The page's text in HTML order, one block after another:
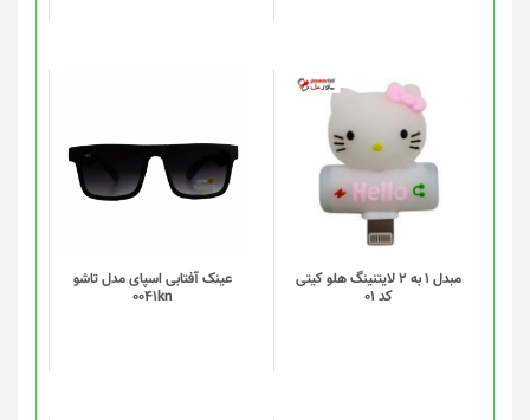
مبدل 1 به 2 لایتنینگ هلو کیتی
کد 01
عینک آفتابی اسپای مدل تاشو
0041kn